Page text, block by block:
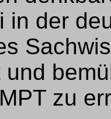
in der
zu